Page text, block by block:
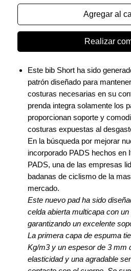
Agregar al
Realizar
Este bib Short ha sido
patrón diseñado para
costuras necesarias en su
prenda integra solamente los
proporcionan soporte y
costuras expuestas al
En la búsqueda por mejorar
incorporado PADS hechos en
PADS, una de las empresas
badanas de ciclismo de la
mercado.
Este nuevo pad ha sido
celda abierta multicapa con
garantizando un excelente
La primera capa de espuma
Kg/m3 y un espesor de 3 mm
elasticidad y una agradable